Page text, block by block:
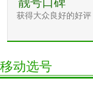
获得大众良好的好评
移动选号